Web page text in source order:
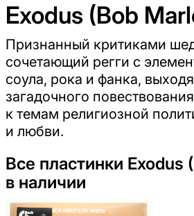
Exodus (Bob
Признанный критиками
сочетающий регги с
соула, рока и фанка,
загадочного
к темам религиозной
и любви.
Все пластинки Exodus
в наличии